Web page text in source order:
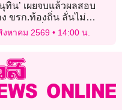
ทิน’ เผยจบแล้วผลสอบ
ง ขรก.ท้องถิ่น ลั่นไม่
ป้องใคร วิ่งเต้นไม่ได้
งหาคม 2569 14:00 น.